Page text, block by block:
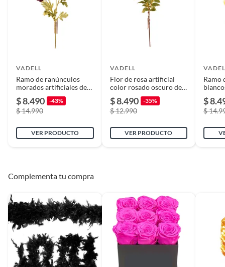
VADELL
Ramo de ranúnculos
morados artificiales de
$ 8.490 -43%
$ 14.990
VER PRODUCTO
VADELL
Flor de rosa artificial
color rosado oscuro de
$ 8.490 -35%
$ 12.990
VER PRODUCTO
Ramo
$
$
Complementa tu compra